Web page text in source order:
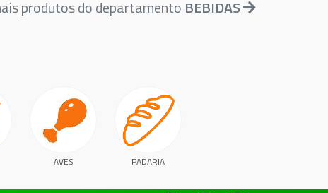
produtos do departamento BEBIDAS
AVES PADARIA